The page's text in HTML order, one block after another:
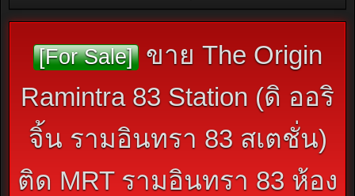
สินค้าทั่วไป ไม่มีหมวดหมู่
[For Sale] ขาย The Origin
Ramintra 83 Station (ดิ ออริ
จิ้น รามอินทรา 83 สเตชั่น)
ติด MRT รามอินทรา 83 ห้อง